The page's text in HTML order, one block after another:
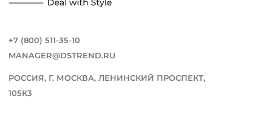
+7 (800) 511-35-10
MANAGER@DSTREND.RU
РОССИЯ, Г. МОСКВА, ЛЕНИНСКИЙ ПРОСПЕКТ,
105К3